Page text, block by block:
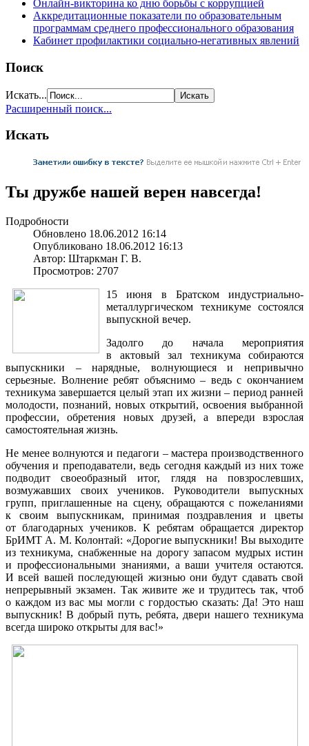
Онлайн-викторина ко дню борьбы с коррупцией
Аккредитационные показатели по образовательным
программам среднего профессионального образования
Кабинет профилактики социально-негативных явлений
Поиск
Искать...
Расширенный поиск...
Искать
Ты дружбе нашей верен навсегда!
Подробности
Обновлено 18.06.2012 16:14
Опубликовано 18.06.2012 16:13
Автор: Штаркман Г. В.
Просмотров: 2707
15 июня в Братскоминдустриально-
металлургическом техникуме состоялся
выпускной вечер.
Задолго до начала мероприятия
в актовый зал техникума собираются
выпускники – нарядные, волнующиесяи непривычно
серьезные. Волнение ребят объяснимо – ведьс окончанием
техникума завершается целый этап их жизни – период ранней
молодости, познаний, новых открытий, освоения выбранной
профессии, обретения новых друзей,а впереди взрослая
самостоятельная жизнь.
Не менее волнуютсяи педагоги – мастера производственного
обученияи преподаватели, ведь сегодня каждыйиз нихтоже
подводит своеобразный итог, глядя на повзрослевших,
возмужавших своих учеников. Руководители выпускных
групп, приглашенныена сцену, обращаются с пожеланиями
к своимвыпускникам, принимая поздравленияи цветы
от благодарных учеников. К ребятам обращается директор
БрИМТ А. М. Колонтай: «Дорогие выпускники! Вы выходите
из техникума, снабженныена дорогузапасом мудрых истин
и профессиональными знаниями, а ваши учителя остаются.
И всей вашей последующей жизнью они будут сдавать свой
непрерывный экзамен. Так живите же и трудитесь так, чтоб
о каждом из вас мы могли с гордостьюсказать: Да!Это наш
выпускник! В добрый путь, ребята, двери нашего техникума
всегда широко открыты для вас!»